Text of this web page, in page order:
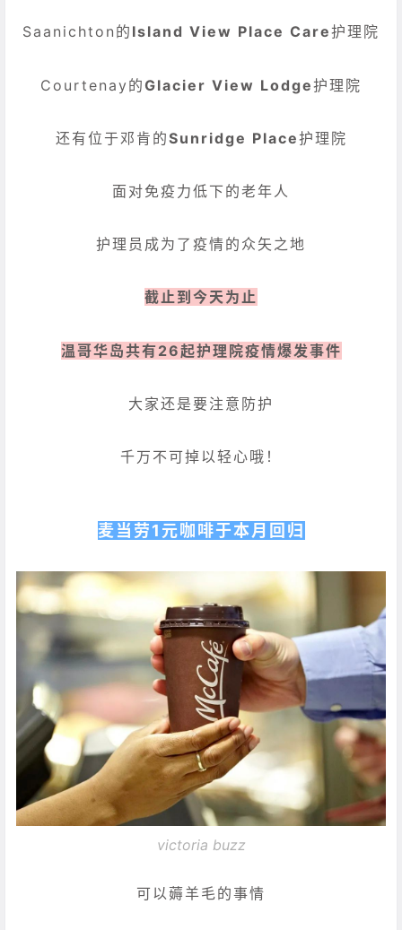
Saanichton的 Island View Place Care护理院
Courtenay的Glacier View Lodge护理院
还有位于邓肯的Sunridge Place护理院
面对免疫力低下的老年人
护理员成为了疫情的众矢之地
截止到今天为止
温哥华岛共有26起护理院疫情爆发事件
大家还是要注意防护
千万不可掉以轻心哦！
麦当劳1元咖啡于本月回归
victoria buzz
可以薅羊毛的事情